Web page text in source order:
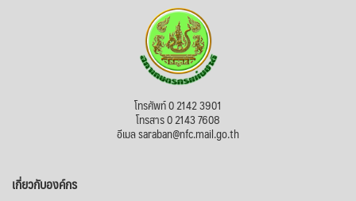
โทรศัพท์ 0 2142 3901
โทรสาร 0 2143 7608
อีเมล saraban@nfc.mail.go.th
เกี่ยวกับองค์กร